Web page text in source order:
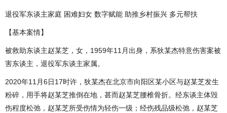
退役军东谈主家庭 困难妇女 数字赋能 助推乡村振兴 多元帮扶
【基本案情】
被救助东谈主赵某芝，女，1959年11月出身，系狄某杰特意伤害案被
害东谈主，退役军东谈主家属。
2020年11月6日17时许，狄某杰在北京市向阳区某小区与赵某芝发生
粉碎，用手将赵某芝推倒在地，甚而赵某芝腰椎骨折。经东谈主体毁
伤程度松弛，赵某芝所受伤情为轻伤一级；经伤残品级松弛，赵某芝